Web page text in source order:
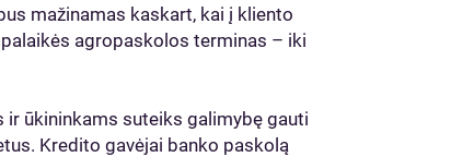
mažinamas kaskart, kai į kliento
agropaskolos terminas – iki
ir ūkininkams suteiks galimybę gauti
Kredito gavėjai banko paskolą